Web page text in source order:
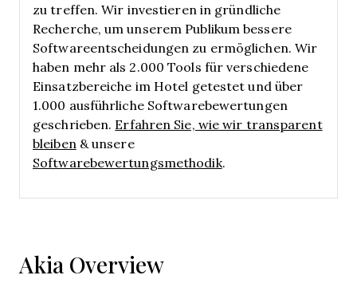
zu treffen. Wir investieren in gründliche
Recherche, um unserem Publikum bessere
Softwareentscheidungen zu ermöglichen. Wir
haben mehr als 2.000 Tools für verschiedene
Einsatzbereiche im Hotel getestet und über
1.000 ausführliche Softwarebewertungen
geschrieben. Erfahren Sie, wie wir transparent
bleiben & unsere
Softwarebewertungsmethodik.
Akia Overview